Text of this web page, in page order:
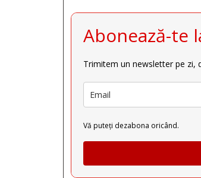
Abonează-te
Trimitem un newsletter pe zi,
Vă puteți dezabona oricând.